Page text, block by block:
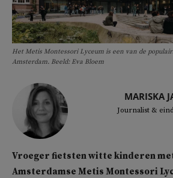
Het Metis Montessori Lyceum is een van de
Amsterdam. Beeld: Eva Bloem
MARISKA
Journalist &
Vroeger fietsten witte kinderen
Amsterdamse Metis Montessori